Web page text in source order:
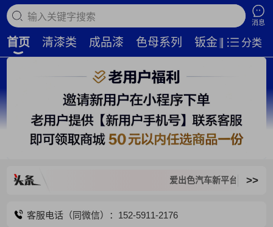
搜索商品
消息
首页 清漆类 成品漆 色母系列 钣金补土 磨
分类
爱出色汽车新平台，旧平台已关
>>
客服电话（同微信）：152-5911-2176